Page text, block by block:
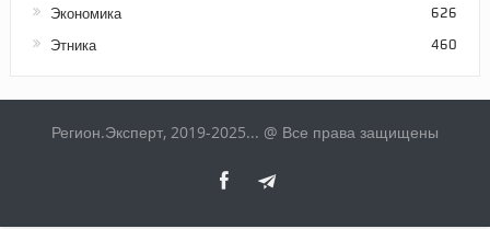
Экономика 626
Этника 460
Регион.Эксперт, 2019-2025... @ Все права защищены